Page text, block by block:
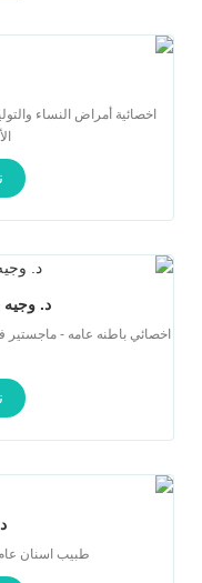
اخصائية أمراض النساء
د.
طبيب اسنان عام - سوريا